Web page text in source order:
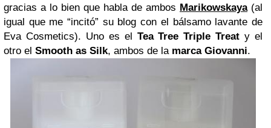
gracias a lo bien que habla de ambos Marikowskaya(al
igual que me “incitó” su blog con el bálsamo lavante de
Eva Cosmetics). Uno es el Tea Tree Triple Treat y el
otro el Smooth as Silk, ambos de la marca Giovanni.